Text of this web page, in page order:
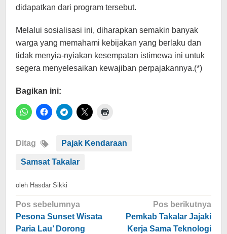
didapatkan dari program tersebut.
Melalui sosialisasi ini, diharapkan semakin banyak
warga yang memahami kebijakan yang berlaku dan
tidak menyia-nyiakan kesempatan istimewa ini untuk
segera menyelesaikan kewajiban perpajakannya.(*)
Bagikan ini:
Ditag Pajak Kendaraan
Samsat Takalar
oleh Hasdar Sikki
Navigasi
pos
Pos sebelumnya
Pesona Sunset Wisata
Paria Lau’ Dorong
Pos berikutnya
Pemkab Takalar Jajaki
Kerja Sama Teknologi